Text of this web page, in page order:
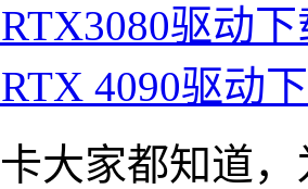
驱动下
4090驱动
大家都知道